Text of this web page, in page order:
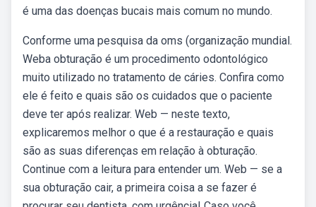
é uma das doenças bucais mais comum no mundo.
Conforme uma pesquisa da oms (organização mundial.
Weba obturação é um procedimento odontológico
muito utilizado no tratamento de cáries. Confira como
ele é feito e quais são os cuidados que o paciente
deve ter após realizar. Web — neste texto,
explicaremos melhor o que é a restauração e quais
são as suas diferenças em relação à obturação.
Continue com a leitura para entender um. Web — se a
sua obturação cair, a primeira coisa a se fazer é